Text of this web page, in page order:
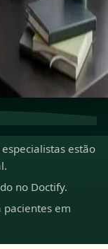
registados para
e fáceis de
especialistas estão
no Doctify.
pacientes em